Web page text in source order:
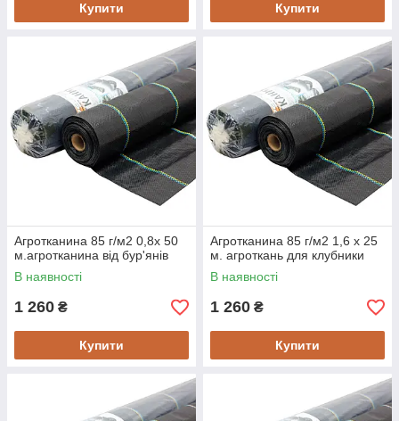
Купити Купити
Агротканина 85 г/м2 0,8х 50
м.агротканина від бур'янів
В наявності
1 260 ₴
Купити
Агротканина 85 г/м2 1,6 х 25
м. агроткань для клубники
В наявності
1 260 ₴
Купити